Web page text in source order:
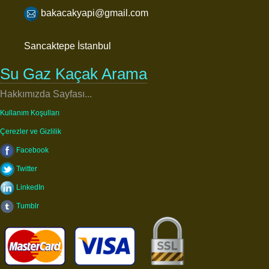
bakacakyapi@gmail.com
Sancaktepe İstanbul
Su Gaz Kaçak Arama
Hakkımızda Sayfası...
Kullanım Koşulları
Çerezler ve Gizlilik
Facebook
Twitter
LinkedIn
Tumblr